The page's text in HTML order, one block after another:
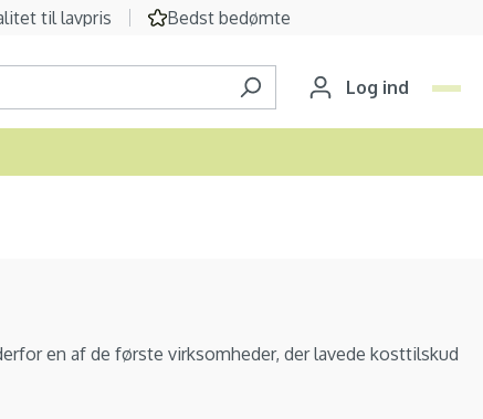
til lavpris Bedst bedømte
Log ind
en af de første virksomheder, der lavede kosttilskud